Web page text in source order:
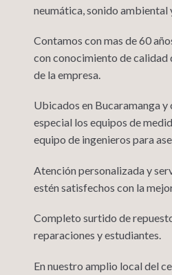
neumática, sonido
Contamos con mas de 60
con conocimiento de calidad
de la empresa.
Ubicados en Bucaramanga y
especial los equipos de
equipo de ingenieros para
Atención personalizada y
estén satisfechos con la
Completo surtido de
reparaciones y estudiantes.
En nuestro amplio local del